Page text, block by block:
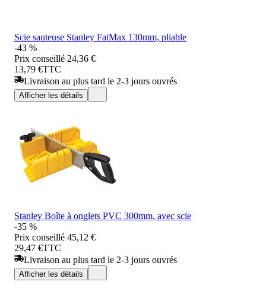
Scie sauteuse Stanley FatMax 130mm, pliable
-43 %
Prix conseillé 24,36 €
13,79 €TTC
Livraison au plus tard le 2-3 jours ouvrés
Afficher les détails
Stanley Boîte à onglets PVC 300mm, avec scie
-35 %
Prix conseillé 45,12 €
29,47 €TTC
Livraison au plus tard le 2-3 jours ouvrés
Afficher les détails